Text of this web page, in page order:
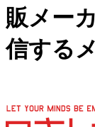
販メー
信する